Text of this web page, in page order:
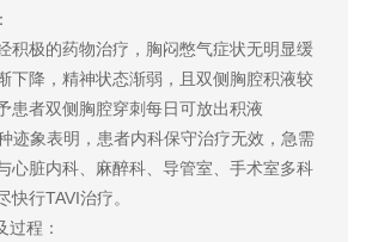
极的药物治疗，胸闷憋气症状无明显缓
下降，精神状态渐弱，且双侧胸腔积液较
患者双侧胸腔穿刺每日可放出积液
迹象表明，患者内科保守治疗无效，急需
心脏内科、麻醉科、导管室、手术室多科
快行TAVI治疗。
程：